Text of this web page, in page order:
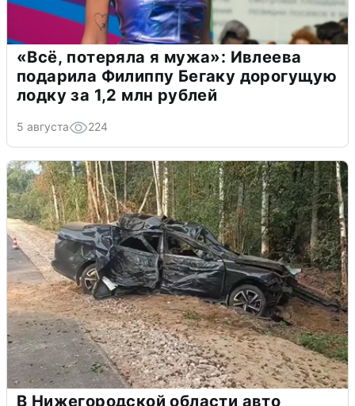
«Всё, потеряла я мужа»: Ивлеева
подарила Филиппу Бегаку дорогущую
лодку за 1,2 млн рублей
5 августа 224
В Нижегородской области авто